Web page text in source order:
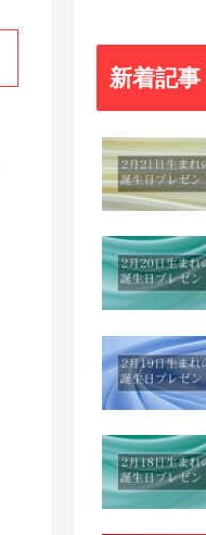
新着記事